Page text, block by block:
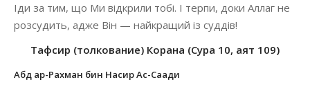
Іди за тим, що Ми відкрили тобі. І терпи, доки Аллаг не
розсудить, адже Він — найкращий із суддів!
Тафсир (толкование) Корана (Сура 10, аят 109)
Абд ар-Рахман бин Насир Ас-Саади